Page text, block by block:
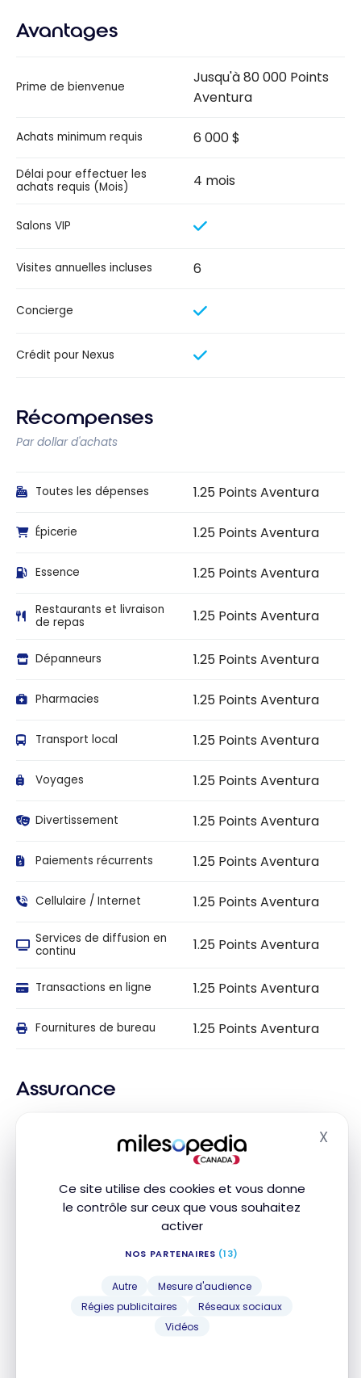
Ce site utilise des cookies et vous donne
le contrôle sur ceux que vous souhaitez
activer
NOS PARTENAIRES (13)
Autre
Mesure d'audience
Régies publicitaires
Réseaux sociaux
Vidéos
X
Avantages
Prime de bienvenue
Jusqu'à 80 000 Points
Aventura
Achats minimum requis 6 000 $
Délai pour effectuer les
achats requis (Mois)
4 mois
Salons VIP
Visites annuelles incluses 6
Concierge
Crédit pour Nexus
Récompenses
Par dollar d'achats
Toutes les dépenses 1.25 Points Aventura
Épicerie 1.25 Points Aventura
Essence 1.25 Points Aventura
Restaurants et livraison
de repas
1.25 Points Aventura
Dépanneurs 1.25 Points Aventura
Pharmacies 1.25 Points Aventura
Transport local 1.25 Points Aventura
Voyages 1.25 Points Aventura
Divertissement 1.25 Points Aventura
Paiements récurrents 1.25 Points Aventura
Cellulaire / Internet 1.25 Points Aventura
Services de diffusion en
continu
1.25 Points Aventura
Transactions en ligne 1.25 Points Aventura
Fournitures de bureau 1.25 Points Aventura
Assurance
Assurance voyage
L'ASSURANCE
Assurance
jusqu'à 54
5 000 000 $